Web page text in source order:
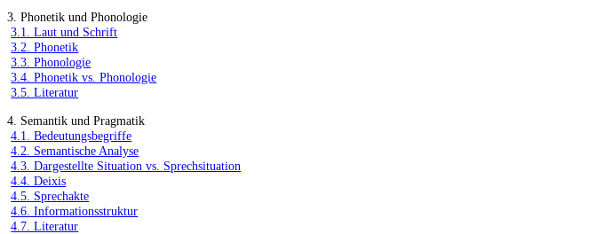
3. Phonetik und Phonologie
3.1. Laut und Schrift
3.2. Phonetik
3.3. Phonologie
3.4. Phonetik vs. Phonologie
3.5. Literatur
4. Semantik und Pragmatik
4.1. Bedeutungsbegriffe
4.2. Semantische Analyse
4.3. Dargestellte Situation vs. Sprechsituation
4.4. Deixis
4.5. Sprechakte
4.6. Informationsstruktur
4.7. Literatur